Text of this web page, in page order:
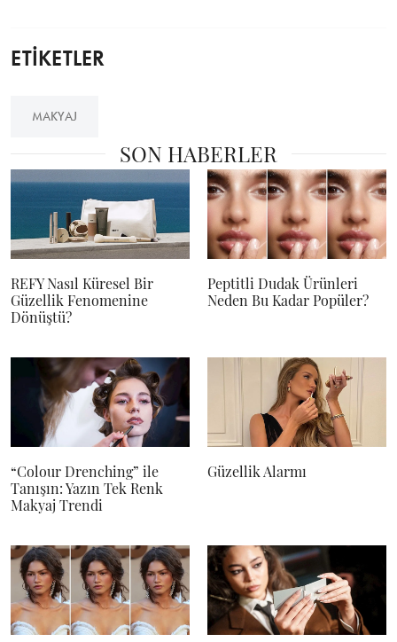
ETİKETLER
MAKYAJ
SON HABERLER
REFY Nasıl Küresel Bir
Güzellik Fenomenine
Dönüştü?
Peptitli Dudak Ürünleri
Neden Bu Kadar Popüler?
“Colour Drenching” ile
Tanışın: Yazın Tek Renk
Makyaj Trendi
Güzellik Alarmı